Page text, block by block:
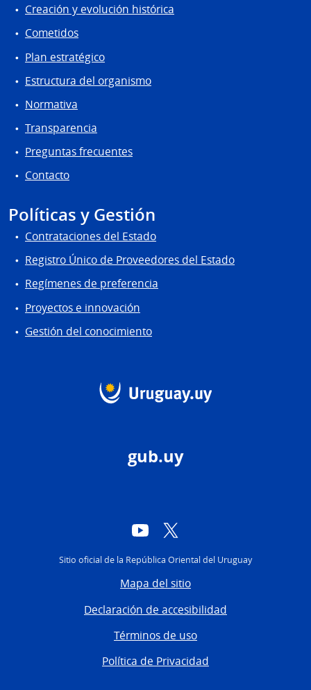
Creación y evolución histórica
Cometidos
Plan estratégico
Estructura del organismo
Normativa
Transparencia
Preguntas frecuentes
Contacto
Políticas y Gestión
Contrataciones del Estado
Registro Único de Proveedores del Estado
Regímenes de preferencia
Proyectos e innovación
Gestión del conocimiento
gub.uy
YouTube
Sitio oficial de la República Oriental del Uruguay
Mapa del sitio
Declaración de accesibilidad
Términos de uso
Política de Privacidad